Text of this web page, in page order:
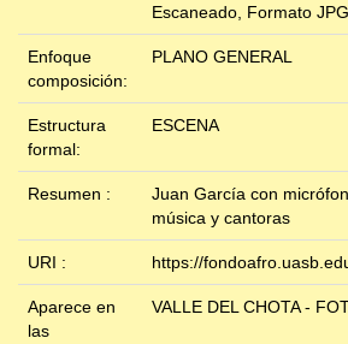
Escaneado, Formato
Enfoque
composición:
PLANO GENERAL
Estructura
formal:
ESCENA
Resumen :
Juan García con
música y cantoras
URI : https://
Aparece en
las
VALLE DEL CHOTA -